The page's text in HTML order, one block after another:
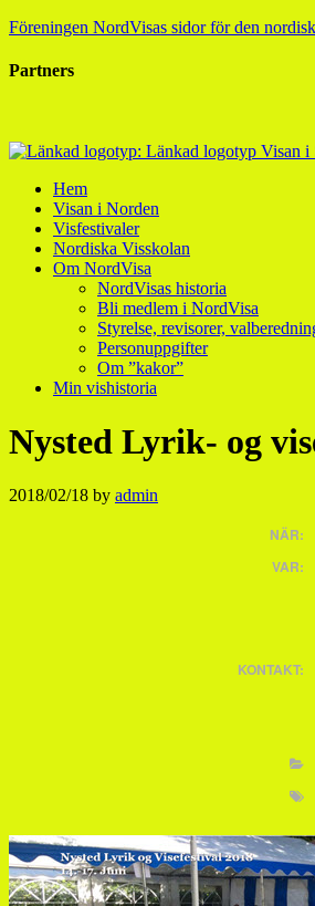
Föreningen NordVisas sidor för den
Partners
Hem
Visan i Norden
Visfestivaler
Nordiska Visskolan
Om NordVisa
NordVisas historia
Bli medlem i NordVisa
Styrelse, revisorer,
Personuppgifter
Om ”kakor”
Min vishistoria
Nysted Lyrik- og
2018/02/18 by admin
NÄR:
VAR:
KONTAKT: